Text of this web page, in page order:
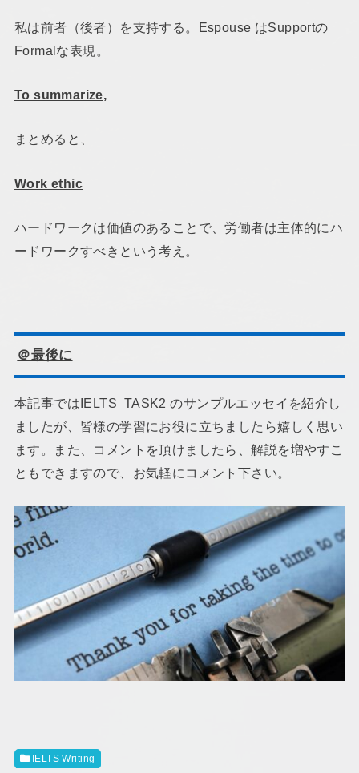
私は前者（後者）を支持する。Espouse はSupportの
Formalな表現。
To summarize,
まとめると、
Work ethic
ハードワークは価値のあることで、労働者は主体的にハ
ードワークすべきという考え。
＠最後に
本記事ではIELTS TASK2 のサンプルエッセイを紹介し
ましたが、皆様の学習にお役に立ちましたら嬉しく思い
ます。また、コメントを頂けましたら、解説を増やすこ
ともできますので、お気軽にコメント下さい。
IELTS Writing